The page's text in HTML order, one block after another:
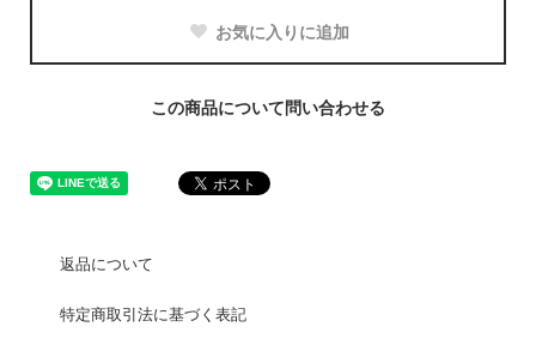
お気に入りに追加
この商品について問い合わせる
返品について
特定商取引法に基づく表記